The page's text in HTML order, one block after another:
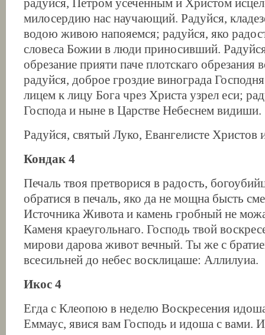
радуйся, Петром усеченным и Христом
милосердию нас научающий. Радуйся,
водою живою напояемся; радуйся, яко
словеса Божии в люди приносивший.
обрезание прияти паче плотскаго обрезания
радуйся, доброе гроздие винограда
лицем к лицу Бога чрез Христа узрел еси;
Господа и ныне в Царстве Небеснем видиши.
Радуйся, святый Луко, Евангелисте Христов
Кондак 4
Печаль твоя претворися в радость,
обратися в печаль, яко да не мощна бысть
Источника Живота и камень гробный не
Каменя краеугольнаго. Господь твой
мирови дарова живот вечный. Ты же с
всесильней до небес восклицаше: Аллилуиа.
Икос 4
Егда с Клеопою в неделю Воскресения
Еммаус, явися вам Господь и идоша с вами.